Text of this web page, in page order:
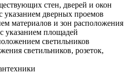
стен, дверей и окон
указанием дверных проемов
материалов и зон расположения
указанием площадей
светильников
светильников, розеток,